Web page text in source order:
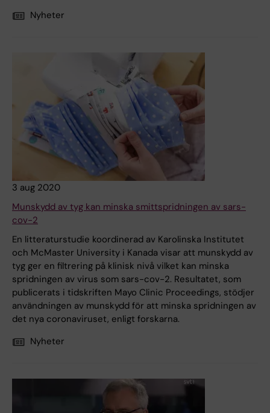
Nyheter
3 aug 2020
Munskydd av tyg kan minska smittspridningen av sars-
cov-2
En litteraturstudie koordinerad av Karolinska Institutet
och McMaster University i Kanada visar att munskydd av
tyg ger en filtrering på klinisk nivå vilket kan minska
spridningen av virus som sars-cov-2. Resultatet, som
publicerats i tidskriften Mayo Clinic Proceedings, stödjer
användningen av munskydd för att minska spridningen av
det nya coronaviruset, enligt forskarna.
Nyheter